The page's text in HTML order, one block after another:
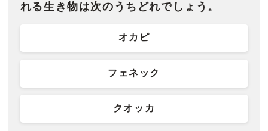
れる生き物は次のうちどれでしょう。
オカピ
フェネック
クオッカ